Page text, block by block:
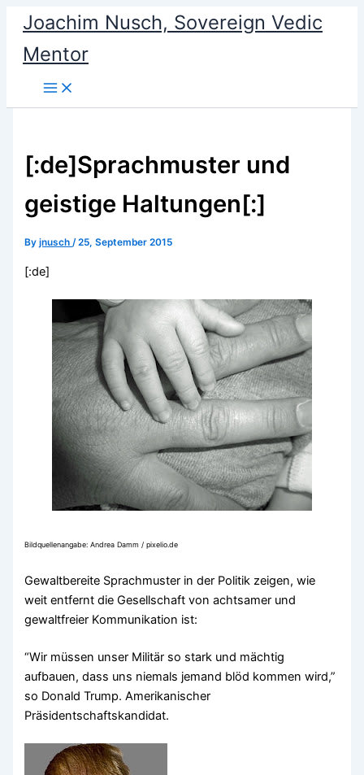
content
Joachim Nusch, Sovereign Vedic
Mentor
[:de]Sprachmuster und
geistige Haltungen[:]
Byjnusch/25, September 2015
[:de]
Bildquellenangabe:Andrea Damm / pixelio.de
Gewaltbereite Sprachmuster in der Politik zeigen, wie
weit entfernt die Gesellschaft von achtsamer und
gewaltfreier Kommunikation ist:
“Wir müssen unser Militär so stark und mächtig
aufbauen, dass uns niemals jemand blöd kommen wird,”
so Donald Trump. Amerikanischer
Präsidentschaftskandidat.